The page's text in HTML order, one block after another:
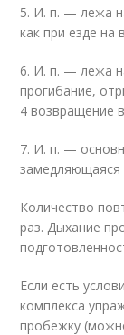
5. И. п. — лежа
как при езде на
6. И. п. — лежа
прогибание,
4 возвращение
7. И. п. —
замедляющаяся
Количество
раз. Дыхание
Если есть
комплекса
пробежку